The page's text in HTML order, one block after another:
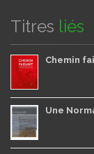
Titres liés
Chemin
Une